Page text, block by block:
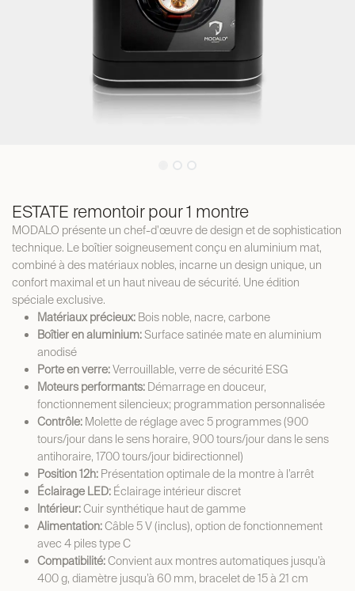
ESTATE remontoir pour 1 montre
MODALO présente un chef-d'œuvre de design et de sophistication
technique. Le boîtier soigneusement conçu en aluminium mat,
combiné à des matériaux nobles, incarne un design unique, un
confort maximal et un haut niveau de sécurité. Une édition
spéciale exclusive.
Matériaux précieux: Bois noble, nacre, carbone
Boîtier en aluminium:Surface satinée mate en aluminium
anodisé
Porte en verre:Verrouillable, verre de sécurité ESG
Moteurs performants: Démarrage en douceur,
fonctionnement silencieux; programmation personnalisée
Contrôle: Molette de réglage avec 5 programmes (900
tours/jour dans le sens horaire, 900 tours/jour dans le sens
antihoraire, 1700 tours/jour bidirectionnel)
Position 12h: Présentation optimale de la montre à l’arrêt
Éclairage LED: Éclairage intérieur discret
Intérieur:Cuir synthétique haut de gamme
Alimentation:Câble 5 V (inclus), option de fonctionnement
avec 4 piles type C
Compatibilité:Convient aux montres automatiques jusqu’à
400 g, diamètre jusqu’à 60 mm, bracelet de 15 à 21 cm